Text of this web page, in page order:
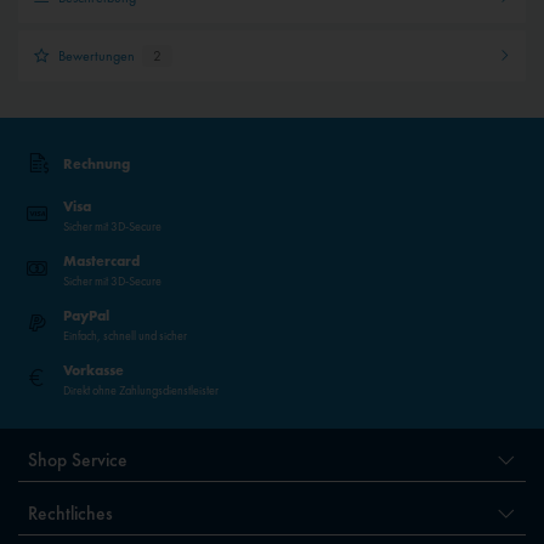
Bewertungen 2
Rechnung
Visa
Sicher mit 3D-Secure
Mastercard
Sicher mit 3D-Secure
PayPal
Einfach, schnell und sicher
Vorkasse
Direkt ohne Zahlungsdienstleister
Shop Service
Rechtliches